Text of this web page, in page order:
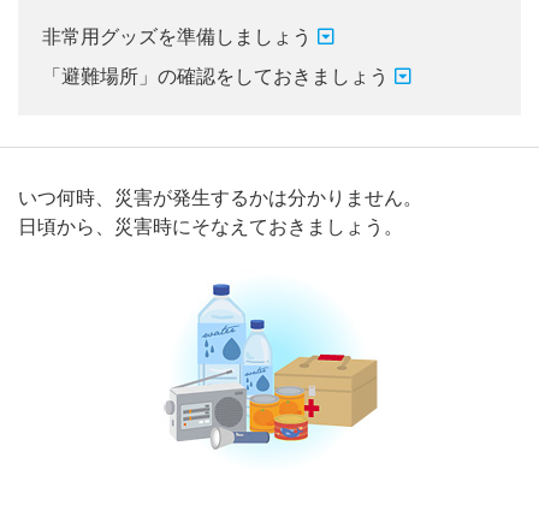
スマートメーターについて
防護管WEB受付システム
最終保障供給のご契約について
電柱・地中管路等のご利用（標準実施要領）について
「省エネ」電化機器について
土地・建物に関するお申込み・お問い合わせについて
非常用グッズを準備しましょう
「避難場所」の確認をしておきましょう
いつ何時、災害が発生するかは分かりません。
日頃から、災害時にそなえておきましょう。